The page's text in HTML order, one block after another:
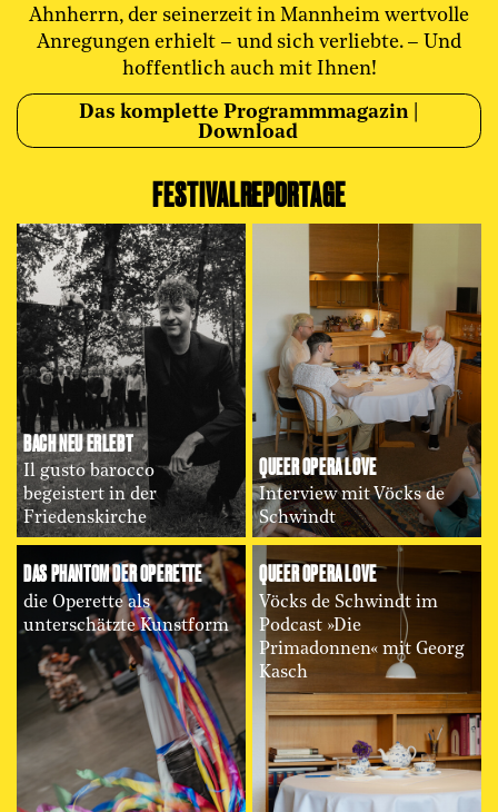
Ahnherrn, der seinerzeit in Mannheim wertvolle
Anregungen erhielt – und sich verliebte. – Und
hoffentlich auch mit Ihnen!
Das komplette Programmmagazin |
Download
FESTIVALREPORTAGE
BACH NEU ERLEBT
Il gusto barocco
begeistert in der
Friedenskirche
QUEER OPERA LOVE
Interview mit Vöcks de
Schwindt
DAS PHANTOM DER OPERETTE
die Operette als
unterschätzte Kunstform
QUEER OPERA LOVE
Vöcks de Schwindt im
Podcast »Die
Primadonnen« mit Georg
Kasch